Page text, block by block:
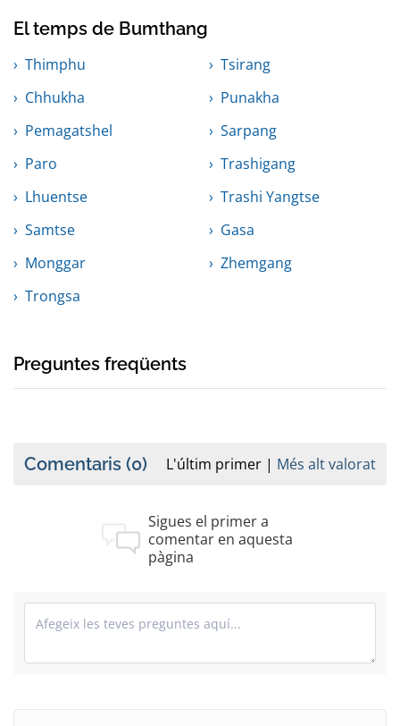
El temps de Bumthang
Thimphu
Tsirang
Chhukha
Punakha
Pemagatshel
Sarpang
Paro
Trashigang
Lhuentse
Trashi Yangtse
Samtse
Gasa
Monggar
Zhemgang
Trongsa
Preguntes freqüents
Comentaris (0) L'últim primer Més alt valorat
Sigues el primer a
comentar en aquesta
pàgina